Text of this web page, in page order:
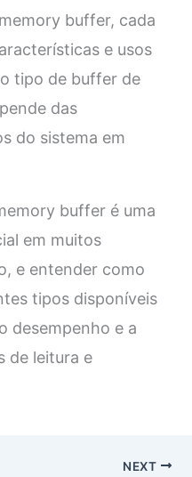
buffer, cada
e usos
tipo de buffer de
das
do sistema em
buffer é uma
em muitos
e entender como
tipos disponíveis
desempenho e a
de leitura e
NEXT